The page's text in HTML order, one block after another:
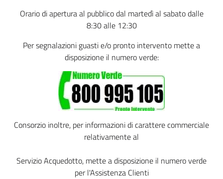
Orario di apertura al pubblico dal martedì al sabato dalle
8:30 alle 12:30
Per segnalazioni guasti e/o pronto intervento mette a
disposizione il numero verde:
Consorzio inoltre, per informazioni di carattere commerciale
relativamente al
Servizio Acquedotto, mette a disposizione il numero verde
per l'Assistenza Clienti